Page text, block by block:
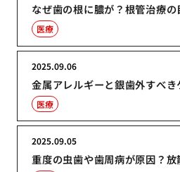
なぜ歯の根に膿が？根管治療
医療
金属アレルギーと銀歯外すべき
2025.09.06
医療
重度の虫歯や歯周病が原因？
2025.09.05